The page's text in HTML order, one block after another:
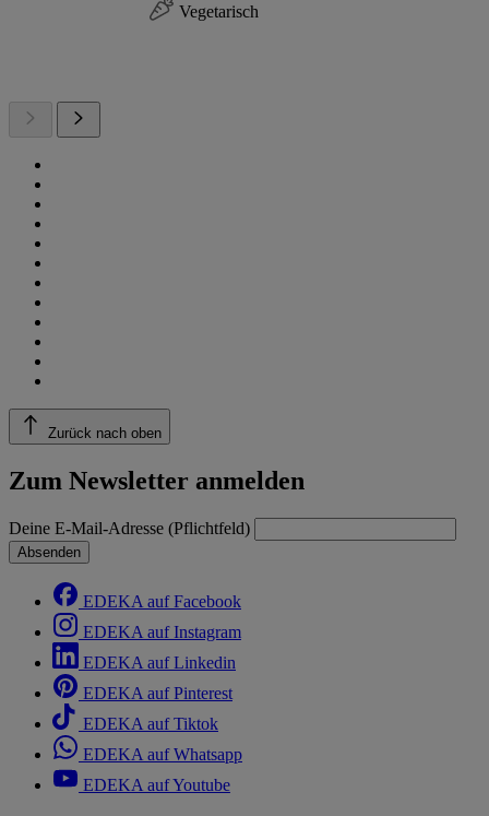
Vegetarisch
Zurück nach oben
Zum Newsletter anmelden
Deine E-Mail-Adresse (Pflichtfeld)
Absenden
EDEKA auf Facebook
EDEKA auf Instagram
EDEKA auf Linkedin
EDEKA auf Pinterest
EDEKA auf Tiktok
EDEKA auf Whatsapp
EDEKA auf Youtube